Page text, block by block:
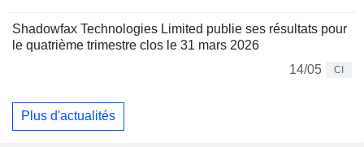
Shadowfax Technologies Limited publie ses résultats pour
le quatrième trimestre clos le 31 mars 2026
14/05
CI
Plus d'actualités